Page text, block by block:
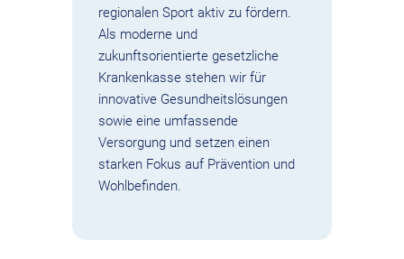
regionalen Sport aktiv zu fördern.
Als moderne und
zukunftsorientierte gesetzliche
Krankenkasse stehen wir für
innovative Gesundheitslösungen
sowie eine umfassende
Versorgung und setzen einen
starken Fokus auf Prävention und
Wohlbefinden.